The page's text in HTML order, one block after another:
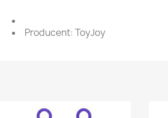
Producent: ToyJoy